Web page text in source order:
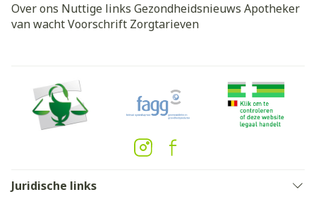
Over ons Nuttige links Gezondheidsnieuws Apotheker
van wachtVoorschrift Zorgtarieven
Juridische links